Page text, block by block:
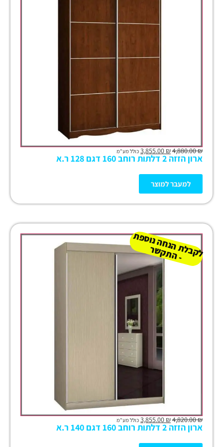
₪
4,880.00
₪ כולל מע"מ
ארון הזזה 2 דלתות רוחב 160 דגם 128 ר.א
למעבר למוצר
ל
ק
ב
ל
ת
הנ
ח
ה נו
ס
פ
ת
-
ה
ת
ק
ש
ר
₪
4,820.00
₪ כולל מע"מ
ארון הזזה 2 דלתות רוחב 160 דגם 140 ר.א